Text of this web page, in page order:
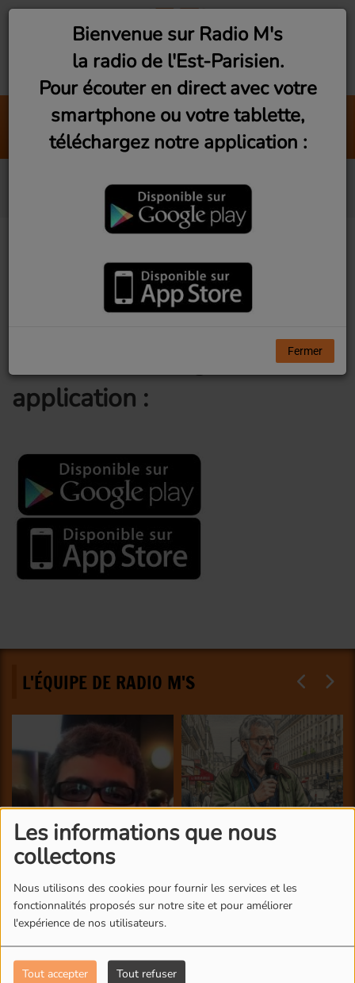
Les informations que nous
collectons
Nous utilisons des cookies pour fournir les services et les
fonctionnalités proposés sur notre site et pour améliorer
l'expérience de nos utilisateurs.
Tout accepter Tout refuser
Interviews Pop-Rock (Vendredi 20h)
Radio M's (Laurent)
Notre appli mobile
Pour écouter Radio M's en
mobile, téléchargez notre
application :
L'ÉQUIPE DE RADIO M'S
Bienvenue sur Radio M's
la radio de l'Est-Parisien.
Pour écouter en direct avec votre
smartphone ou votre tablette,
téléchargez notre application :
Fermer